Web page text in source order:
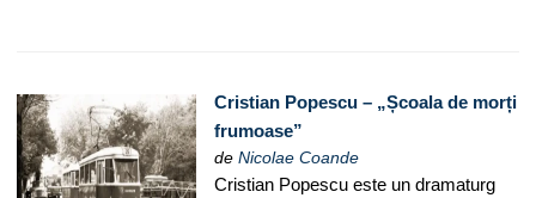
Cristian Popescu – „Școala de morți
frumoase”
deNicolae Coande
Cristian Popescu este un dramaturg